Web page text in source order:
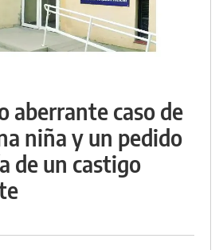
aberrante caso de
niña y un pedido
de un castigo